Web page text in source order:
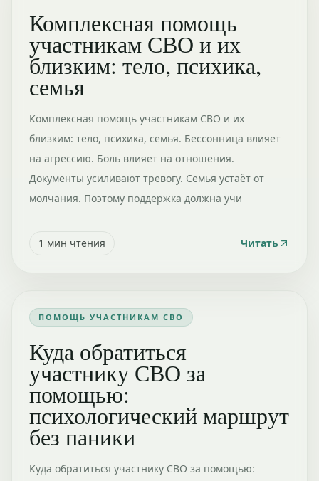
Комплексная помощь
участникам СВО и их
близким: тело, психика,
семья
Комплексная помощь участникам СВО и их
близким: тело, психика, семья. Бессонница влияет
на агрессию. Боль влияет на отношения.
Документы усиливают тревогу. Семья устаёт от
молчания. Поэтому поддержка должна учи
1 мин чтения Читать
ПОМОЩЬ УЧАСТНИКАМ СВО
Куда обратиться
участнику СВО за
помощью:
психологический маршрут
без паники
Куда обратиться участнику СВО за помощью: